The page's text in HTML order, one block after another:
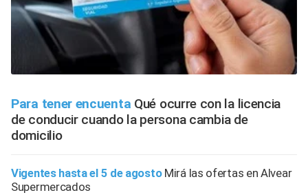
Para tener encuenta Qué ocurre con la licencia
de conducir cuando la persona cambia de
domicilio
Vigentes hasta el 5 de agostoMirá las ofertas en Alvear
Supermercados